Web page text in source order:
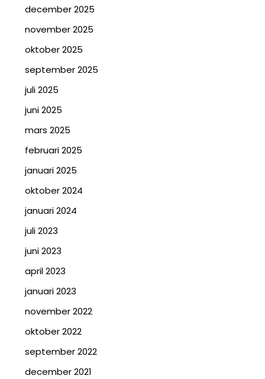
december 2025
november 2025
oktober 2025
september 2025
juli 2025
juni 2025
mars 2025
februari 2025
januari 2025
oktober 2024
januari 2024
juli 2023
juni 2023
april 2023
januari 2023
november 2022
oktober 2022
september 2022
december 2021